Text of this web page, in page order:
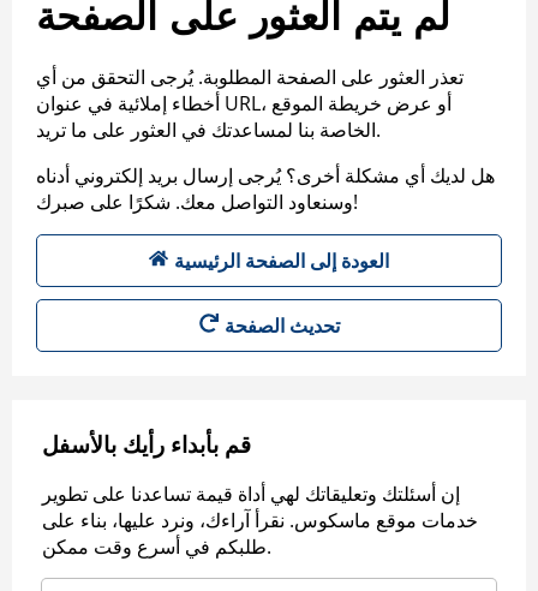
لم يتم العثور على الصفحة
تعذر العثور على الصفحة المطلوبة. يُرجى التحقق من أي
أخطاء إملائية في عنوان URL، أو عرض خريطة الموقع
الخاصة بنا لمساعدتك في العثور على ما تريد.
هل لديك أي مشكلة أخرى؟ يُرجى إرسال بريد إلكتروني أدناه
وسنعاود التواصل معك. شكرًا على صبرك!
العودة إلى الصفحة الرئيسية
تحديث الصفحة
قم بأبداء رأيك بالأسفل
إن أسئلتك وتعليقاتك لهي أداة قيمة تساعدنا على تطوير
خدمات موقع ماسكوس. نقرأ آراءك، ونرد عليها، بناء على
طلبكم في أسرع وقت ممكن.